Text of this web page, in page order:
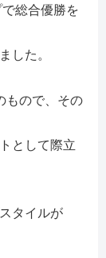
総合優勝を
した。
もので、その
として際立
タイルが